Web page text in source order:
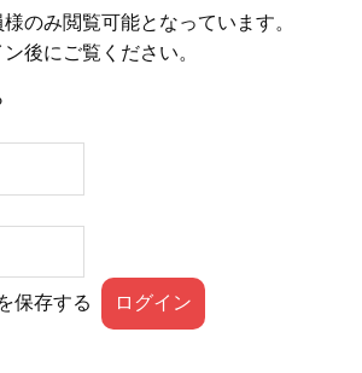
のみ閲覧可能となっています。
後にご覧ください。
保存する